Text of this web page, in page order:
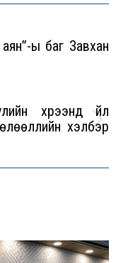
ы баг Завхан
хүрээнд үйл
хэлбэр